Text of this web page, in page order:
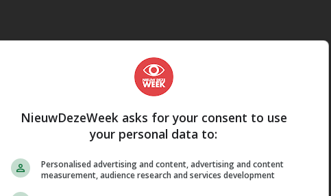
NieuwDezeWeek asks for your consent to use
your personal data to:
Personalised advertising and content, advertising and content
measurement, audience research and services development